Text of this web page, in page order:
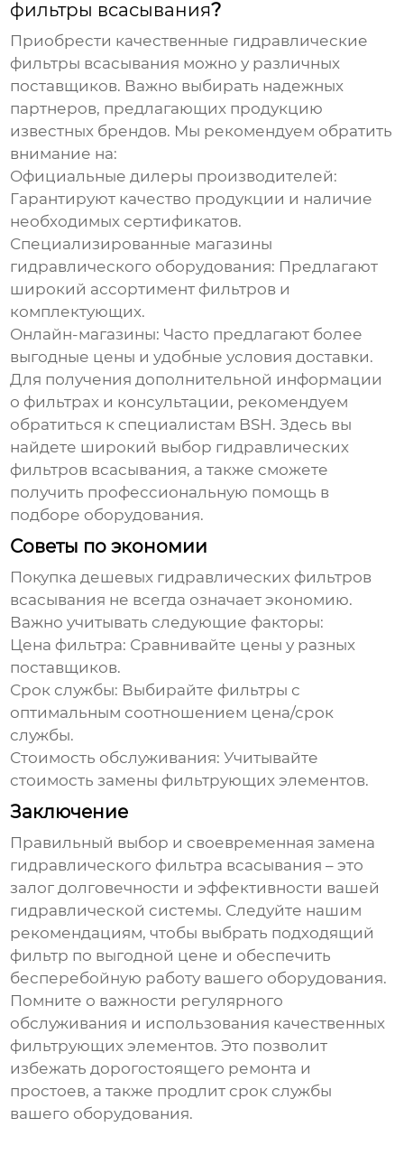
фильтры всасывания?
Приобрести качественные гидравлические
фильтры всасывания можно у различных
поставщиков. Важно выбирать надежных
партнеров, предлагающих продукцию
известных брендов. Мы рекомендуем обратить
внимание на:
Официальные дилеры производителей:
Гарантируют качество продукции и наличие
необходимых сертификатов.
Специализированные магазины
гидравлического оборудования: Предлагают
широкий ассортимент фильтров и
комплектующих.
Онлайн-магазины: Часто предлагают более
выгодные цены и удобные условия доставки.
Для получения дополнительной информации
о фильтрах и консультации, рекомендуем
обратиться к специалистам BSH. Здесь вы
найдете широкий выбор гидравлических
фильтров всасывания, а также сможете
получить профессиональную помощь в
подборе оборудования.
Советы по экономии
Покупкадешевых гидравлических фильтров
всасывания не всегда означает экономию.
Важно учитывать следующие факторы:
Цена фильтра: Сравнивайте цены у разных
поставщиков.
Срок службы: Выбирайте фильтры с
оптимальным соотношением цена/срок
службы.
Стоимость обслуживания: Учитывайте
стоимость замены фильтрующих элементов.
Заключение
Правильный выбор и своевременная замена
гидравлического фильтра всасывания – это
залог долговечности и эффективности вашей
гидравлической системы. Следуйте нашим
рекомендациям, чтобы выбрать подходящий
фильтр по выгодной цене и обеспечить
бесперебойную работу вашего оборудования.
Помните о важности регулярного
обслуживания и использования качественных
фильтрующих элементов. Это позволит
избежать дорогостоящего ремонта и
простоев, а также продлит срок службы
вашего оборудования.